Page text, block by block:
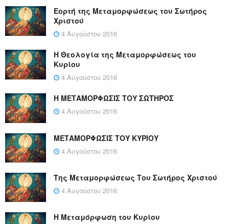
Εορτή της Μεταμορφώσεως του Σωτήρος
Χριστού
4 Αυγούστου 2016
Η Θεολογία της Μεταμορφώσεως του
Κυρίου
4 Αυγούστου 2016
Η ΜΕΤΑΜΟΡΦΩΣΙΣ ΤΟΥ ΣΩΤΗΡΟΣ
4 Αυγούστου 2016
ΜΕΤΑΜΟΡΦΩΣΙΣ ΤΟΥ ΚΥΡΙΟΥ
4 Αυγούστου 2016
Της Μεταμορφώσεως Του Σωτήρος Χριστού
4 Αυγούστου 2016
Η Μεταμόρφωση του Κυρίου